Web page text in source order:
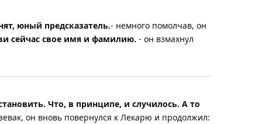
юный предсказатель.- немного помолчав, он
сейчас свое имя и фамилию. - он взмахнул
Что, в принципе, и случилось. А то
он вновь повернулся к Лекарю и продолжил: